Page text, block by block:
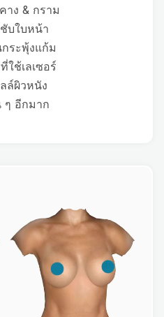
าง & กราม
บใบหน้า
ระพุ้งแก้ม
ใช้เลเซอร์
ล์ผิวหนัง
ๆ อีกมาก